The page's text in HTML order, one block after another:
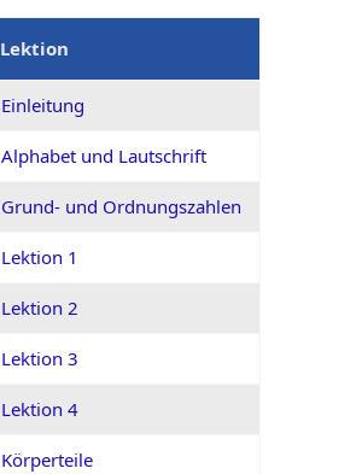
Lektion
Einleitung
Alphabet und Lautschrift
Grund- und Ordnungszahlen
Lektion 1
Lektion 2
Lektion 3
Lektion 4
Körperteile